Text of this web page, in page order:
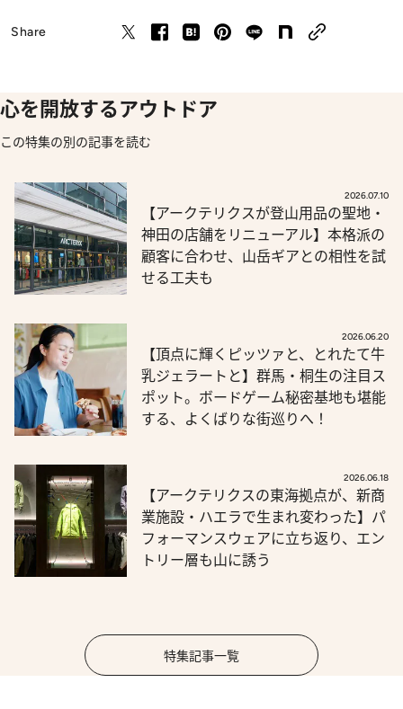
Share
心を開放するアウトドア
この特集の別の記事を読む
2026.07.10
【アークテリクスが登山用品の聖地・
神田の店舗をリニューアル】本格派の
顧客に合わせ、山岳ギアとの相性を試
せる工夫も
2026.06.20
【頂点に輝くピッツァと、とれたて牛
乳ジェラートと】群馬・桐生の注目ス
ポット。ボードゲーム秘密基地も堪能
する、よくばりな街巡りへ！
2026.06.18
【アークテリクスの東海拠点が、新商
業施設・ハエラで生まれ変わった】パ
フォーマンスウェアに立ち返り、エン
トリー層も山に誘う
特集記事一覧